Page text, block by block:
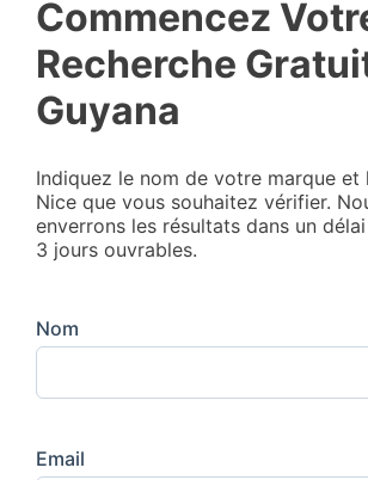
Commencez
Recherche
Guyana
Indiquez le nom de votre marque et
Nice que vous souhaitez vérifier.
enverrons les résultats dans un
3 jours ouvrables.
Nom
Email